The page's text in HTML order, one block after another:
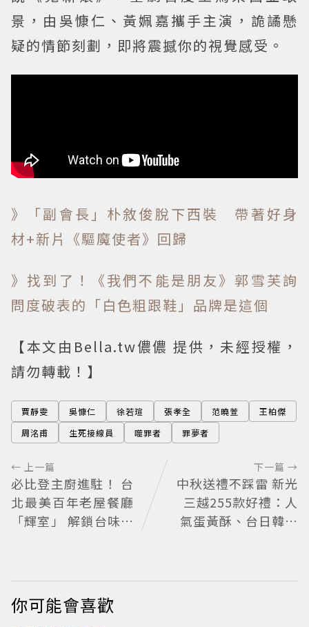
景，由吳慷仁、黃姵嘉攜手主演，詭譎懸
疑的情節刻劃，即將震撼你的視覺感受。
》「副會長」朴敘俊脫下西裝 帶著好身
材+新片《驅魔使者》回歸
》找到了！《我們不能是朋友》郭雪芙詢
問度破表的「白色粗跟鞋」品牌是這個
【本文由Bella.tw儂儂 提供，未經授權，
請勿轉載！】
賈靜雯 吳慷仁 徐若瑄 張孝全 范曉萱
王柏傑
周洺甫
生死接線員 噬罪者 罪夢者
← 上一篇
必比登主廚進駐！ 台
北最美百年老屋餐廳
「輝室」 解鎖台味記
下一篇 →
中秋送禮不踩雷 新光
三越255款好禮：人
氣蛋黃酥、台日韓美
你可能會喜歡